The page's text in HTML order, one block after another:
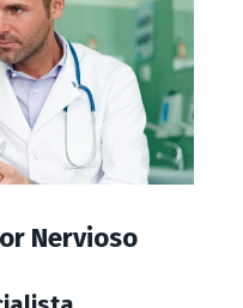
Nervioso